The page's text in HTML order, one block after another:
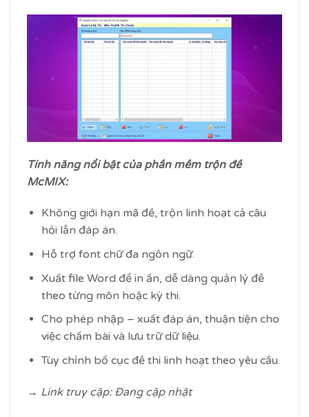
Tính năng nổi bật của phần mềm trộn đề
McMIX:
Không giới hạn mã đề, trộn linh hoạt cả câu
hỏi lẫn đáp án.
Hỗ trợ font chữ đa ngôn ngữ.
Xuất file Word để in ấn, dễ dàng quản lý đề
theo từng môn hoặc kỳ thi.
Cho phép nhập – xuất đáp án, thuận tiện cho
việc chấm bài và lưu trữ dữ liệu.
Tùy chỉnh bố cục đề thi linh hoạt theo yêu cầu.
→ Link truy cập: Đang cập nhật